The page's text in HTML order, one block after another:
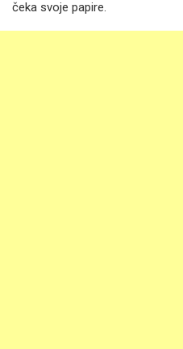
čeka svoje papire.